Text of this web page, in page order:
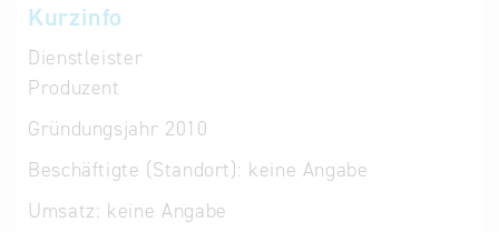
Internationale
Kurzinfo
Dienstleister
Produzent
Gründungsjahr 2010
Beschäftigte (Standort): keine Angabe
Umsatz: keine Angabe